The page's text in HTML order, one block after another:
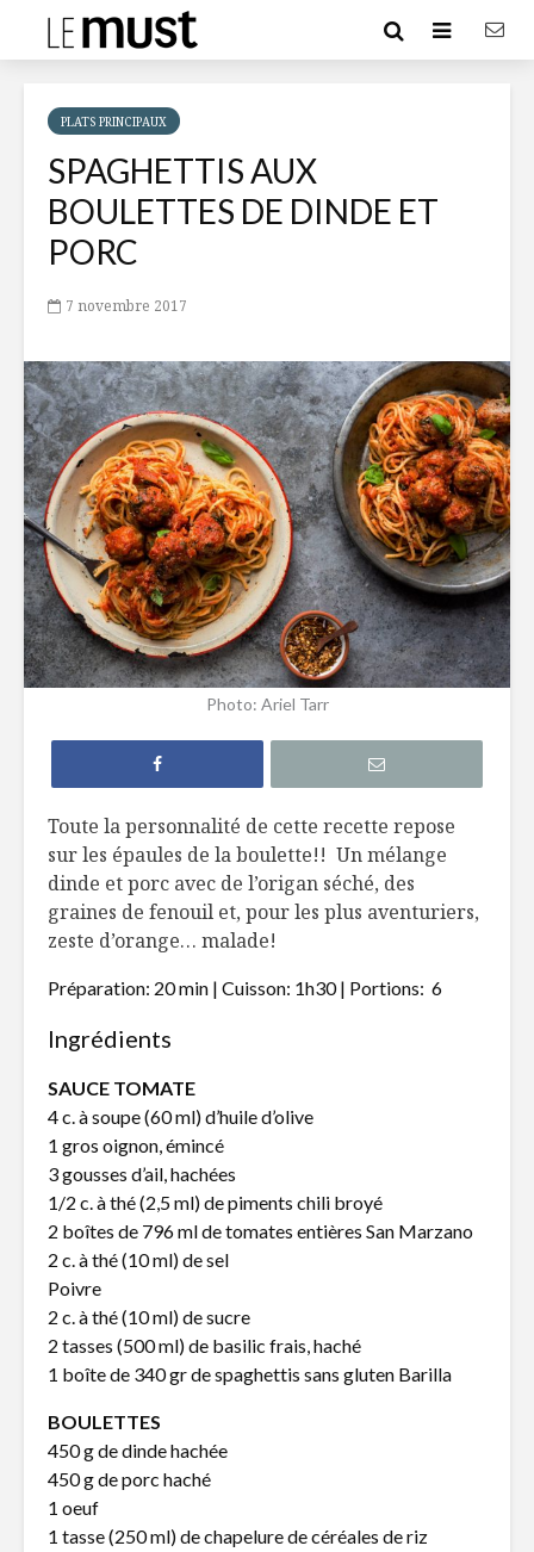
PLATS PRINCIPAUX
SPAGHETTIS AUX
BOULETTES DE DINDE ET
PORC
7 novembre 2017
Photo: Ariel Tarr
Toute la personnalité de cette recette repose
sur les épaules de la boulette!! Un mélange
dinde et porc avec de l’origan séché, des
graines de fenouil et, pour les plus aventuriers,
zeste d’orange… malade!
Préparation: 20 min | Cuisson: 1h30 | Portions: 6
Ingrédients
SAUCE TOMATE
4 c. à soupe (60 ml) d’huile d’olive
1 gros oignon, émincé
3 gousses d’ail, hachées
1/2 c. à thé (2,5 ml) de piments chili broyé
2 boîtes de 796 ml de tomates entières San Marzano
2 c. à thé (10 ml) de sel
Poivre
2 c. à thé (10 ml) de sucre
2 tasses (500 ml) de basilic frais, haché
1 boîte de 340 gr de spaghettis sans gluten Barilla
BOULETTES
450 g de dinde hachée
450 g de porc haché
1 oeuf
1 tasse (250 ml) de chapelure de céréales de riz
Filet de truite à
l’érable
Tataki de thon
riz
Gnocchis au
canard effiloché
revisité
chèvre
Quiche
Le bonheur est
Des plaisirs de la
table au lit
p’tits